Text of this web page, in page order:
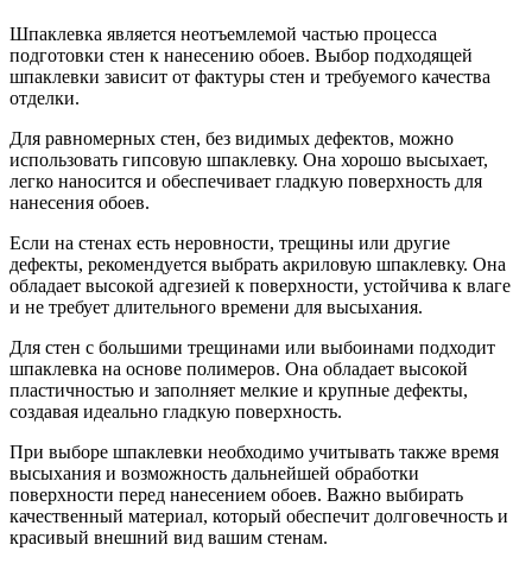
Шпаклевка является неотъемлемой частью процесса
подготовки стен к нанесению обоев. Выбор подходящей
шпаклевки зависит от фактуры стен и требуемого качества
отделки.
Для равномерных стен, без видимых дефектов, можно
использовать гипсовую шпаклевку. Она хорошо высыхает,
легко наносится и обеспечивает гладкую поверхность для
нанесения обоев.
Если на стенах есть неровности, трещины или другие
дефекты, рекомендуется выбрать акриловую шпаклевку. Она
обладает высокой адгезией к поверхности, устойчива к влаге
и не требует длительного времени для высыхания.
Для стен с большими трещинами или выбоинами подходит
шпаклевка на основе полимеров. Она обладает высокой
пластичностью и заполняет мелкие и крупные дефекты,
создавая идеально гладкую поверхность.
При выборе шпаклевки необходимо учитывать также время
высыхания и возможность дальнейшей обработки
поверхности перед нанесением обоев. Важно выбирать
качественный материал, который обеспечит долговечность и
красивый внешний вид вашим стенам.